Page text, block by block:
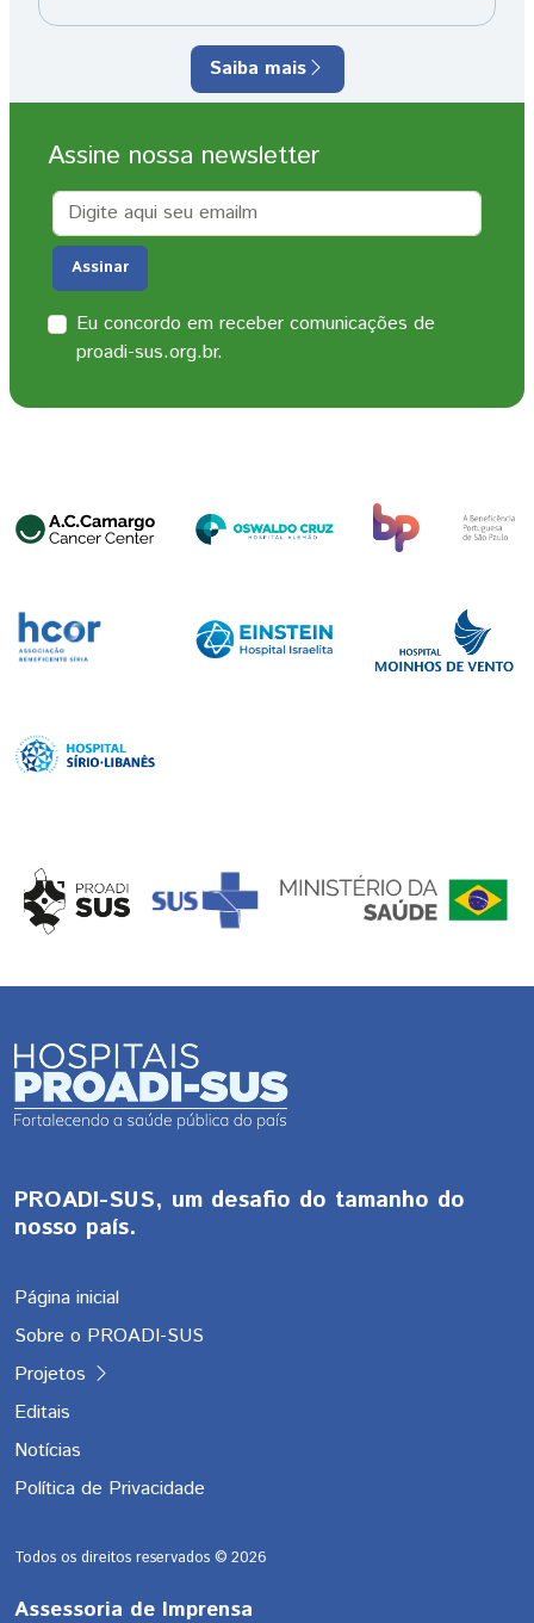
Saiba mais
Assine nossa newsletter
Email
Assinar
Eu concordo em receber comunicações de
proadi-sus.org.br.
PROADI-SUS, um desafio do tamanho do
nosso país.
Página inicial
Sobre o PROADI-SUS
Projetos
Editais
Notícias
Política de Privacidade
Todos os direitos reservados © 2026
Assessoria de Imprensa